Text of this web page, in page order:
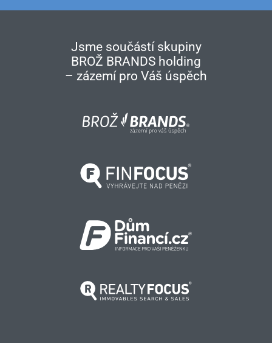
Jsme součástí skupiny
BROŽ BRANDS holding
– zázemí pro Váš úspěch